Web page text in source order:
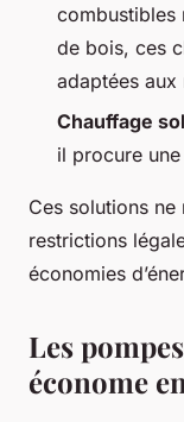
combustibles
de bois, ces
adaptées
Chauffage
il procure
Ces solutions ne
restrictions
économies
Les
économe